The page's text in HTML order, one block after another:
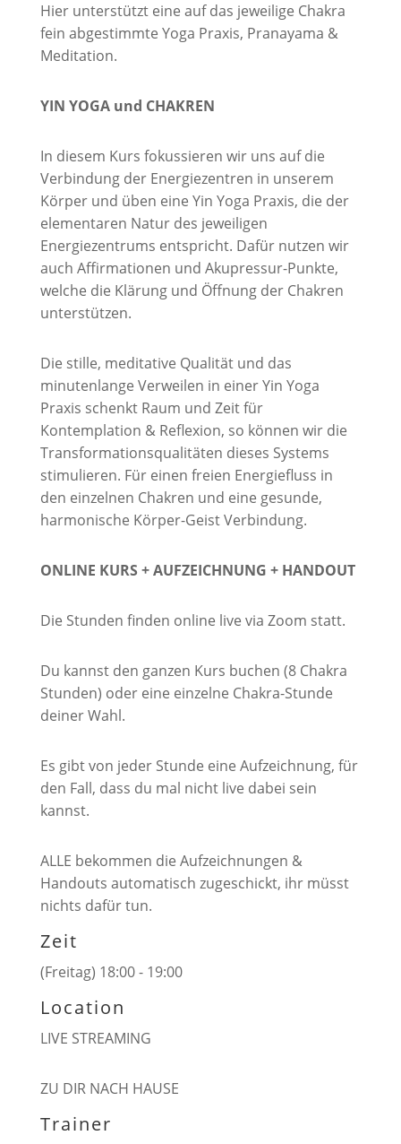
Hier unterstützt eine auf das jeweilige Chakra
fein abgestimmte Yoga Praxis, Pranayama &
Meditation.
YIN YOGA und CHAKREN
In diesem Kurs fokussieren wir uns auf die
Verbindung der Energiezentren in unserem
Körper und üben eine Yin Yoga Praxis, die der
elementaren Natur des jeweiligen
Energiezentrums entspricht. Dafür nutzen wir
auch Affirmationen und Akupressur-Punkte,
welche die Klärung und Öffnung der Chakren
unterstützen.
Die stille, meditative Qualität und das
minutenlange Verweilen in einer Yin Yoga
Praxis schenkt Raum und Zeit für
Kontemplation & Reflexion, so können wir die
Transformationsqualitäten dieses Systems
stimulieren. Für einen freien Energiefluss in
den einzelnen Chakren und eine gesunde,
harmonische Körper-Geist Verbindung.
ONLINE KURS + AUFZEICHNUNG + HANDOUT
Die Stunden finden online live via Zoom statt.
Du kannst den ganzen Kurs buchen (8 Chakra
Stunden) oder eine einzelne Chakra-Stunde
deiner Wahl.
Es gibt von jeder Stunde eine Aufzeichnung, für
den Fall, dass du mal nicht live dabei sein
kannst.
ALLE bekommen die Aufzeichnungen &
Handouts automatisch zugeschickt, ihr müsst
nichts dafür tun.
Zeit
(Freitag) 18:00 - 19:00
Location
LIVE STREAMING
ZU DIR NACH HAUSE
Trainer